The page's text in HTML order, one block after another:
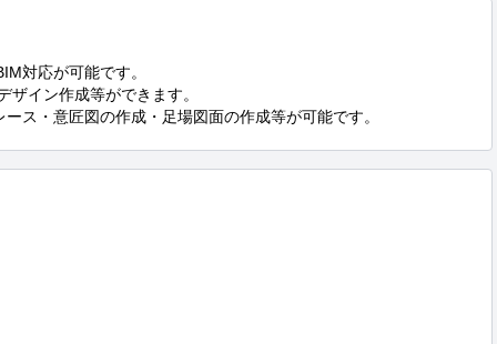
対応が可能です。
イン作成等ができます。
ス・意匠図の作成・足場図面の作成等が可能です。